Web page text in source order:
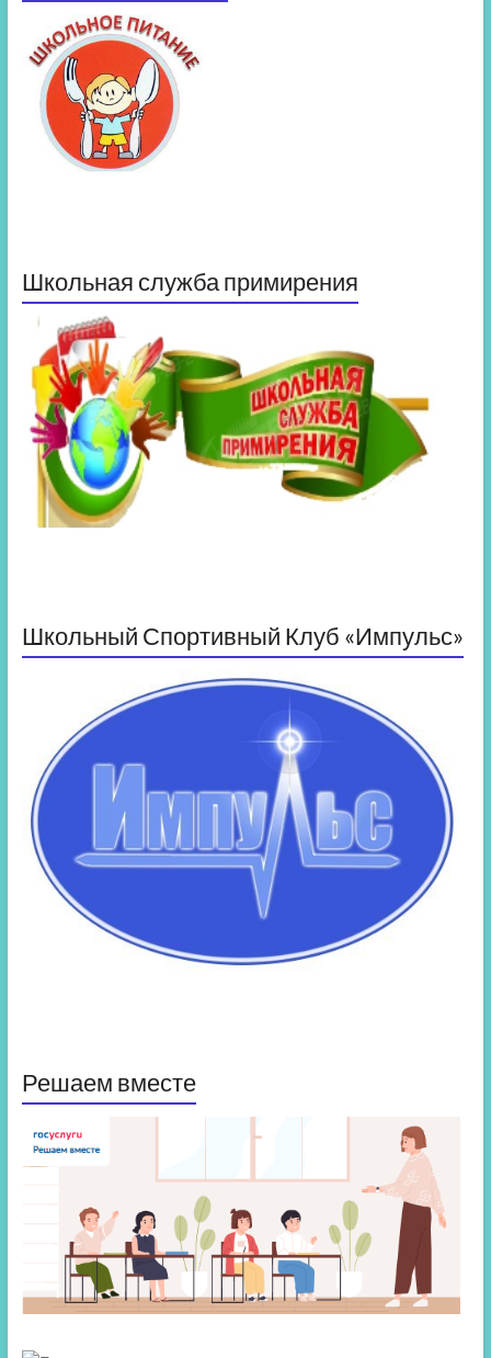
Школьная служба примирения
Школьный Спортивный Клуб «Импульс»
Решаем вместе